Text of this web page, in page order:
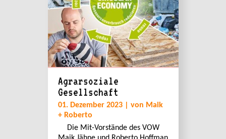
Agrarsoziale
Gesellschaft
01. Dezember 2023 | von Maik
+ Roberto
Die Mit-Vorstände des VOW